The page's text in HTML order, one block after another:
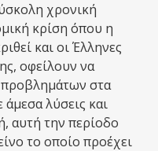
χρονική
κρίση όπου η
και οι Έλληνες
οφείλουν να
προβλημάτων στα
λύσεις και
αυτή την περίοδο
το οποίο προέχει